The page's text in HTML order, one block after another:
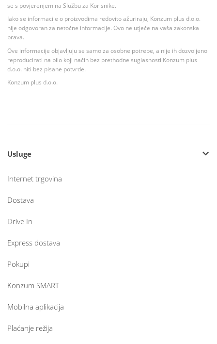
se s povjerenjem na Službu za Korisnike.
Iako se informacije o proizvodima redovito ažuriraju, Konzum plus d.o.o.
nije odgovoran za netočne informacije. Ovo ne utječe na vaša zakonska
prava.
Ove informacije objavljuju se samo za osobne potrebe, a nije ih dozvoljeno
reproducirati na bilo koji način bez prethodne suglasnosti Konzum plus
d.o.o. niti bez pisane potvrde.
Konzum plus d.o.o.
Usluge
Internet trgovina
Dostava
Drive In
Express dostava
Pokupi
Konzum SMART
Mobilna aplikacija
Plaćanje režija